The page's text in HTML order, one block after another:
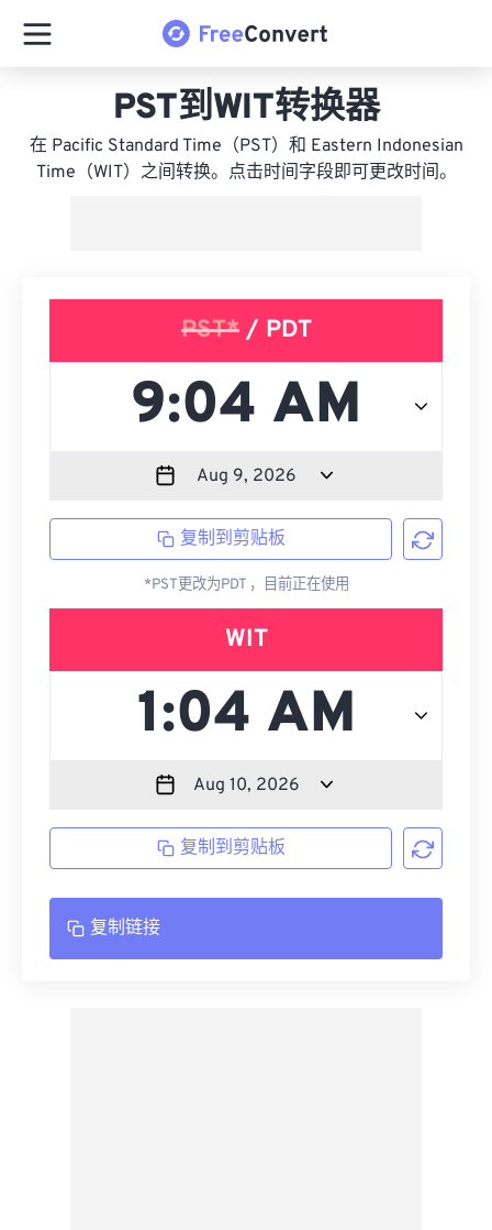
PST到WIT转换器
在 Pacific Standard Time（PST）和 Eastern Indonesian
Time（WIT）之间转换。点击时间字段即可更改时间。
PST*/ PDT
复制到剪贴板
*PST更改为PDT ，目前正在使用
WIT
复制到剪贴板
复制链接